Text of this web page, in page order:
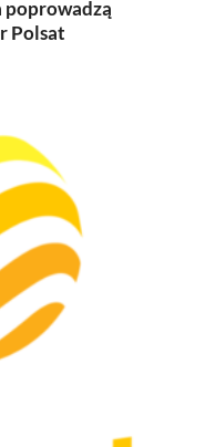
poprowadzą
Polsat